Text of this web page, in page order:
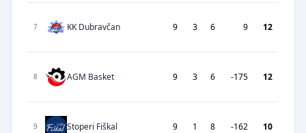
7 KK Dubravčan 9 3 6 9 12
8 AGM Basket 9 3 6 -175 12
9 Stoperi Fiškal 9 1 8 -162 10